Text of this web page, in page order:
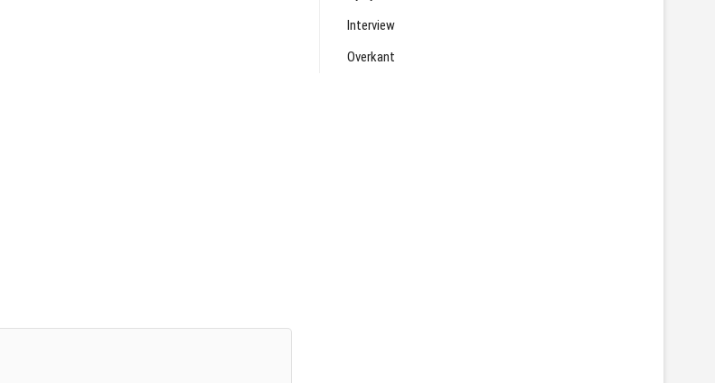
Interview
Overkant